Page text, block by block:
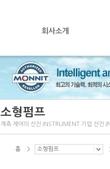
회사소개
소형펌프
계측 제어의 선진 INSTRUMENT 기업 선진
홈 소형펌프